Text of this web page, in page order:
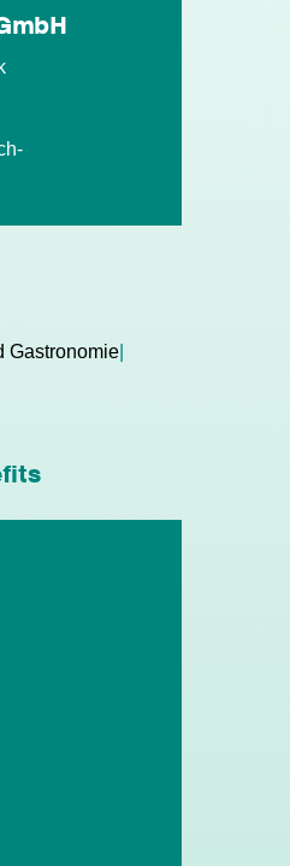
Gastronomie